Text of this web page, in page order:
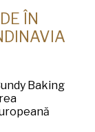
ÎN
Baking